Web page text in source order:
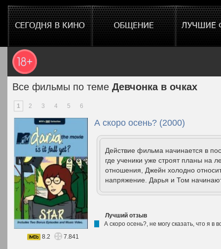
Все фильмы по теме Девчонка в очках
1 2 3 4 5 6
А скоро осень? (2000)
Действие фильма начинается в
где ученики уже строят планы на
отношения, Джейн холодно
напряжение. Дарья и Том
Лучший отзыв
А скоро осень?, не могу сказать, что я в
8.2
7.841